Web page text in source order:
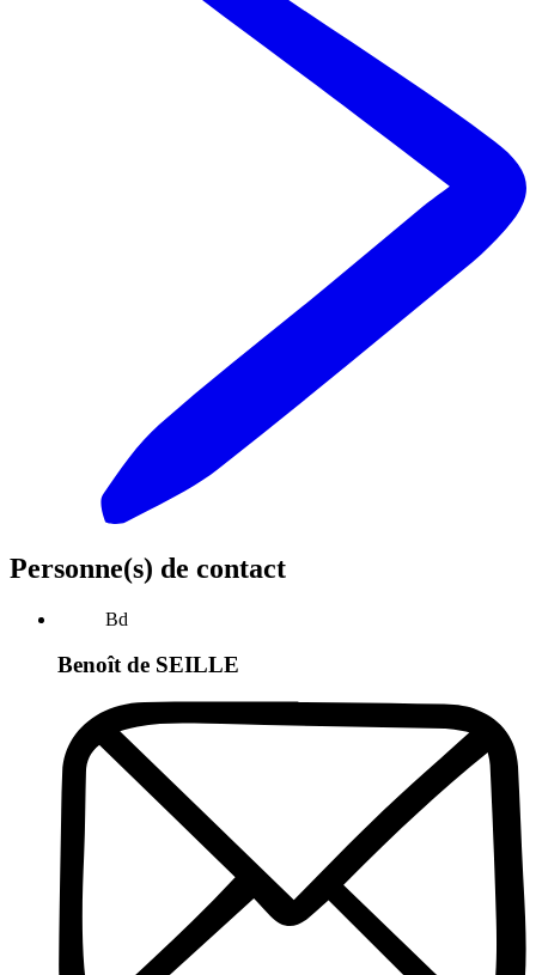
Personne(s) de contact
Bd
Benoît de SEILLE